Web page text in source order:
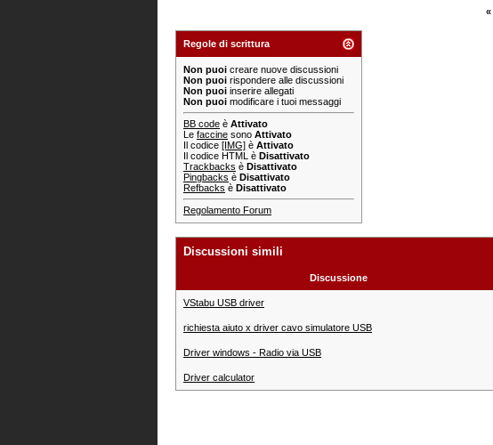
«
Regole di scrittura
Non puoi creare nuove discussioni
Non puoi rispondere alle discussioni
Non puoi inserire allegati
Non puoi modificare i tuoi messaggi
BB code è Attivato
Le faccine sono Attivato
Il codice [IMG] è Attivato
Il codice HTML è Disattivato
Trackbacks è Disattivato
Pingbacks è Disattivato
Refbacks è Disattivato
Regolamento Forum
Discussioni simili
Discussione
VStabu USB driver
richiesta aiuto x driver cavo simulatore USB
Driver windows - Radio via USB
Driver calculator